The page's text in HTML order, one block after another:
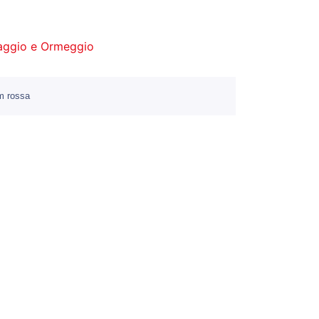
e Ormeggio
rossa